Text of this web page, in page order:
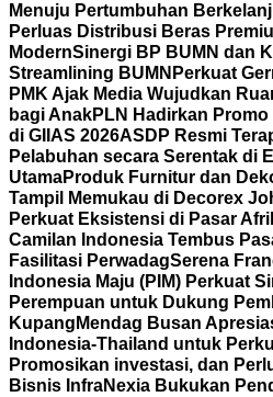
Menuju Pertumbuhan
Perluas Distribusi Beras
ModernSinergi BP BUMN dan
Streamlining BUMN Perkuat
PMK Ajak Media Wujudkan
bagi AnakPLN Hadirkan
di GIIAS 2026ASDP Resmi
Pelabuhan secara Serentak di
UtamaProduk Furnitur dan
Tampil Memukau di Decorex
Perkuat Eksistensi di Pasar
Camilan Indonesia Tembus
Fasilitasi PerwadagSerena
Indonesia Maju (PIM) Perkuat
Perempuan untuk Dukung
Kupang Mendag Busan
Indonesia-Thailand untuk
Promosikan investasi, dan
Bisnis InfraNexia Bukukan